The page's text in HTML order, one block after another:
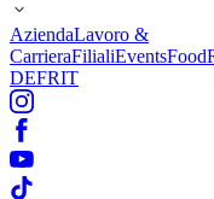
AziendaLavoro &
CarrieraFilialiEventsFood
DEFRIT